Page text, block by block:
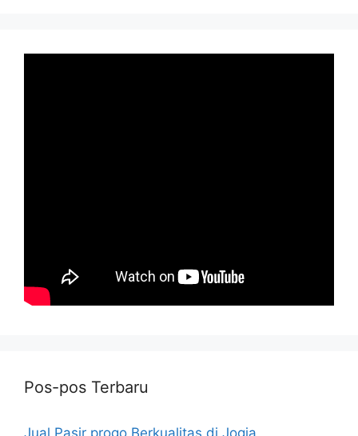
Pos-pos Terbaru
Jual Pasir progo Berkualitas di Jogja